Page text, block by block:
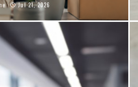
Jul 21, 2026